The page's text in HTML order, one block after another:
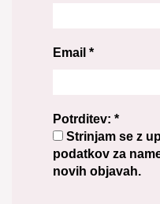
Email *
Potrditev: *
Strinjam se z
podatkov za
novih objavah.